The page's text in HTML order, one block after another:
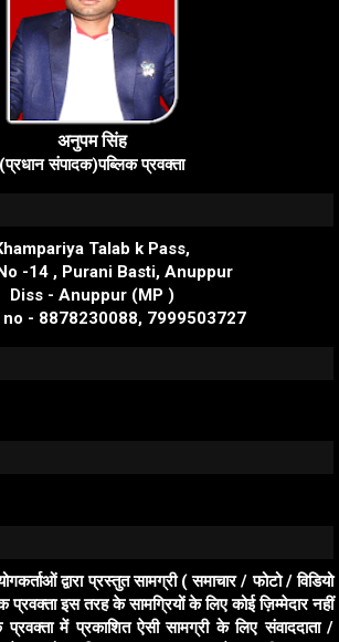
अनुपम सिंह
(प्रधान संपादक)पब्लिक प्रवक्ता
Talab k Pass,
-14 , Purani Basti, Anuppur
Diss - Anuppur (MP )
- 8878230088, 7999503727
द्वारा प्रस्तुत सामग्री ( समाचार / फोटो / विडियो
प्रवक्ता इस तरह के सामग्रियों के लिए कोई ज़िम्मेदार नहीं
प्रवक्ता में प्रकाशित ऐसी सामग्री के लिए संवाददाता /